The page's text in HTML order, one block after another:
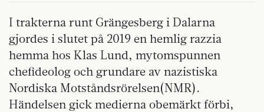
I trakterna runt Grängesberg i Dalarna
gjordes i slutet på 2019 en hemlig razzia
hemma hos Klas Lund, mytomspunnen
chefideolog och grundare av nazistiska
Nordiska Motståndsrörelsen(NMR).
Händelsen gick medierna obemärkt förbi,